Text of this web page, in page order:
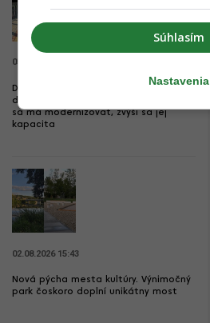
05.08.2026 20:28
Drastické zlepšenie pre železničnú
dopravu. Trať z Bratislavy do Komárna
sa má modernizovať, zvýši sa jej
kapacita
02.08.2026 15:43
Nová pýcha mesta kultúry. Výnimočný
park čoskoro doplní unikátny most
Súhlasím
Nastavenia